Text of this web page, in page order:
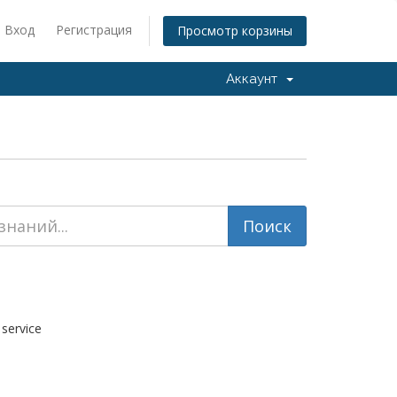
Вход Регистрация Просмотр корзины
Аккаунт